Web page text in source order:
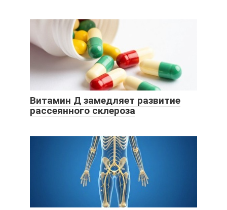
Витамин Д замедляет развитие
рассеянного склероза